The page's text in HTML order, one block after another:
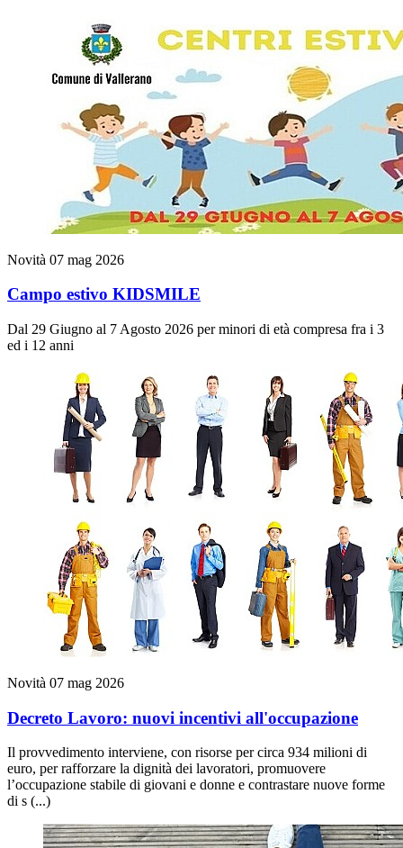
Novità 07 mag 2026
Campo estivo KIDSMILE
Dal 29 Giugno al 7 Agosto 2026 per minori di età compresa fra i 3
ed i 12 anni
Novità 07 mag 2026
Decreto Lavoro: nuovi incentivi all'occupazione
Il provvedimento interviene, con risorse per circa 934 milioni di
euro, per rafforzare la dignità dei lavoratori, promuovere
l’occupazione stabile di giovani e donne e contrastare nuove forme
di s (...)